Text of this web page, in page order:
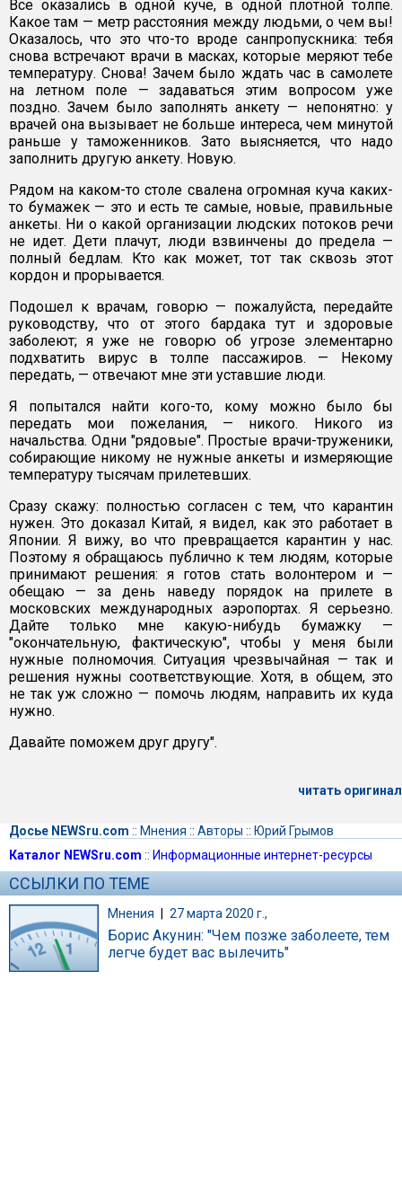
Все оказались в одной куче, в одной плотной толпе.
Какое там — метр расстояния между людьми, о чем вы!
Оказалось, что это что-то вроде санпропускника: тебя
снова встречают врачи в масках, которые меряют тебе
температуру. Снова! Зачем было ждать час в самолете
на летном поле — задаваться этим вопросом уже
поздно. Зачем было заполнять анкету — непонятно: у
врачей она вызывает не больше интереса, чем минутой
раньше у таможенников. Зато выясняется, что надо
заполнить другую анкету. Новую.
Рядом на каком-то столе свалена огромная куча каких-
то бумажек — это и есть те самые, новые, правильные
анкеты. Ни о какой организации людских потоков речи
не идет. Дети плачут, люди взвинчены до предела —
полный бедлам. Кто как может, тот так сквозь этот
кордон и прорывается.
Подошел к врачам, говорю — пожалуйста, передайте
руководству, что от этого бардака тут и здоровые
заболеют; я уже не говорю об угрозе элементарно
подхватить вирус в толпе пассажиров. — Некому
передать, — отвечают мне эти уставшие люди.
Я попытался найти кого-то, кому можно было бы
передать мои пожелания, — никого. Никого из
начальства. Одни "рядовые". Простые врачи-труженики,
собирающие никому не нужные анкеты и измеряющие
температуру тысячам прилетевших.
Сразу скажу: полностью согласен с тем, что карантин
нужен. Это доказал Китай, я видел, как это работает в
Японии. Я вижу, во что превращается карантин у нас.
Поэтому я обращаюсь публично к тем людям, которые
принимают решения: я готов стать волонтером и —
обещаю — за день наведу порядок на прилете в
московских международных аэропортах. Я серьезно.
Дайте только мне какую-нибудь бумажку —
"окончательную, фактическую", чтобы у меня были
нужные полномочия. Ситуация чрезвычайная — так и
решения нужны соответствующие. Хотя, в общем, это
не так уж сложно — помочь людям, направить их куда
нужно.
Давайте поможем друг другу".
читать оригинал
Досье NEWSru.com :: Мнения :: Авторы :: Юрий Грымов
Каталог NEWSru.com :: Информационные интернет-ресурсы
ССЫЛКИ ПО ТЕМЕ
Мнения | 27 марта 2020 г.,
Борис Акунин: "Чем позже заболеете, тем
легче будет вас вылечить"